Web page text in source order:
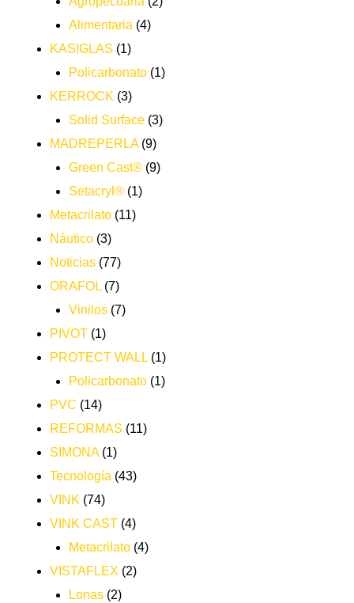
Alimentaria (4)
KASIGLAS (1)
Policarbonato (1)
KERROCK (3)
Solid Surface (3)
MADREPERLA(9)
Green Cast® (9)
Setacryl® (1)
Metacrilato (11)
Náutico (3)
Noticias (77)
ORAFOL (7)
Vinilos (7)
PIVOT (1)
PROTECT WALL (1)
Policarbonato (1)
PVC (14)
REFORMAS (11)
SIMONA(1)
Tecnología (43)
VINK (74)
VINK CAST (4)
Metacrilato (4)
VISTAFLEX (2)
Lonas (2)